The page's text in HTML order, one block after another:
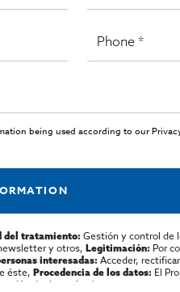
being used according to our
del tratamiento: Gestión y control de
y otros, Legitimación: Por
interesadas: Acceder,
éste, Procedencia de los datos: El
de datos
Aquí.